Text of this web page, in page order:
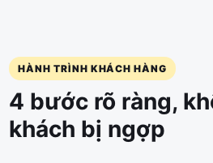
HÀNH TRÌNH KHÁCH HÀNG
4 bước rõ ràng,
khách bị ngợp